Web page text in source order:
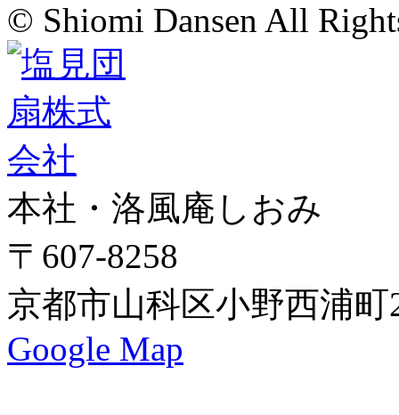
© Shiomi Dansen All
本社・洛風庵しおみ
〒607-8258
京都市山科区小野西浦町
Google Map